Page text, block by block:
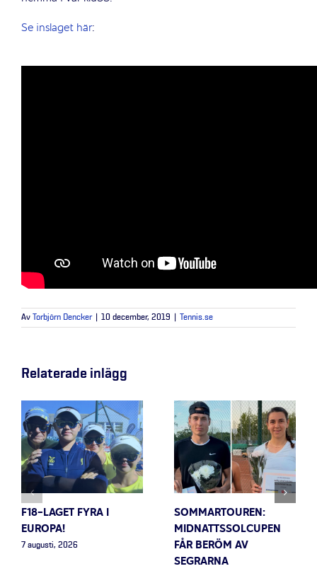
Se inslaget här:
Av Torbjörn Dencker 10 december, 2019 Tennis.se
Relaterade inlägg
F18-LAGET FYRA I
EUROPA!
7 augusti, 2026
SOMMARTOUREN:
MIDNATTSSOLCUPEN
FÅR BERÖM AV
SEGRARNA